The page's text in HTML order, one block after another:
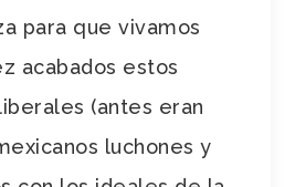
para que vivamos
acabados estos
(antes eran
luchones y